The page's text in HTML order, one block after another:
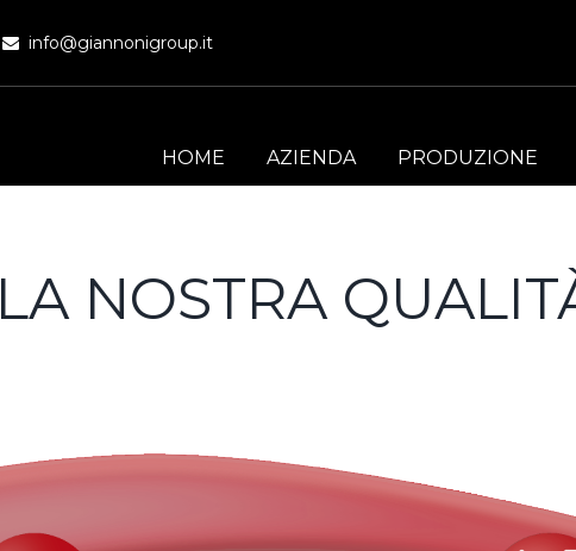
info@giannonigroup.it
HOME AZIENDA PRODUZIONE
LA NOSTRA